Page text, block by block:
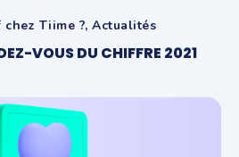
Tiime ?, Actualités
VOUS DU CHIFFRE 2021